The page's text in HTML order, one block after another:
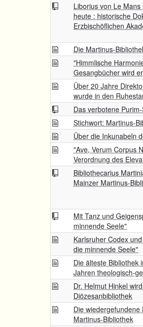
Liborius von Le
heute : historische
Erzbischöflichen
Die Martinus-
"Himmlische
Gesangbücher wird
Über 20 Jahre
wurde in den
Das verbotene
Stichwort: Martinus-
Über die Inkunabeln
"Ave, Verum Corpus
Verordnung des
Bibliothecarius
Mainzer Martinus-
Mit Tanz und
minnende Seele"
Karlsruher Codex
die minnende Seele"
Die älteste Bibliothek
Jahren theologisch-
Dr. Helmut Hinkel
Diözesanbibliothek
Die
Martinus-Bibliothek